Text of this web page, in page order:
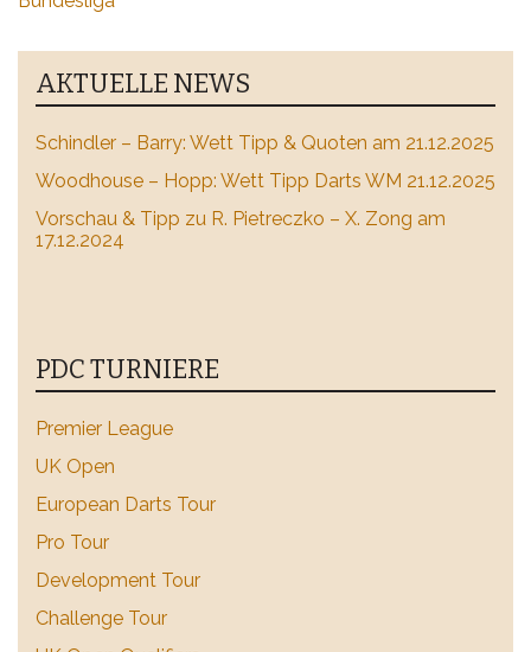
AKTUELLE NEWS
Schindler – Barry: Wett Tipp & Quoten am 21.12.2025
Woodhouse – Hopp: Wett Tipp Darts WM 21.12.2025
Vorschau & Tipp zu R. Pietreczko – X. Zong am
17.12.2024
PDC TURNIERE
Premier League
UK Open
European Darts Tour
Pro Tour
Development Tour
Challenge Tour